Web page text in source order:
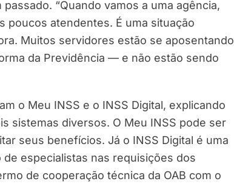
“Quando vamos a uma agência,
poucos atendentes. É uma situação
Muitos servidores estão se aposentando
da Previdência — e não estão sendo
o Meu INSS e o INSS Digital, explicando
sistemas diversos. O Meu INSS pode ser
seus benefícios. Já o INSS Digital é uma
especialistas nas requisições dos
de cooperação técnica da OAB com o